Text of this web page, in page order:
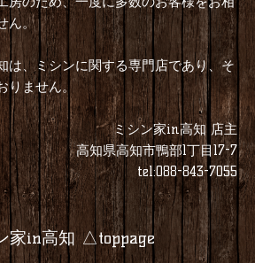
ん。
は、ミシンに関する専門店であり、そ
りません。
ミシン家in高知 店主
高知県高知市鴨部1丁目17-7
tel:088-843-7055
家in高知 △toppage